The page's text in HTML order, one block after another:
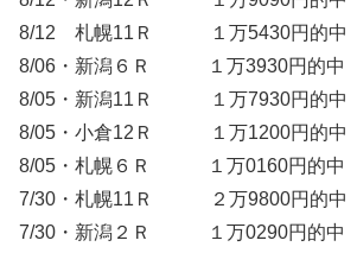
8/12 札幌11Ｒ １万5430円的中
8/06・新潟６Ｒ １万3930円的中
8/05・新潟11Ｒ １万7930円的中
8/05・小倉12Ｒ １万1200円的中
8/05・札幌６Ｒ １万0160円的中
7/30・札幌11Ｒ ２万9800円的中
7/30・新潟２Ｒ １万0290円的中